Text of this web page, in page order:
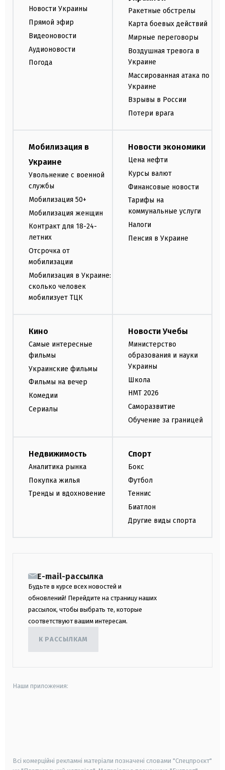
Новости Украины
Прямой эфир
Видеоновости
Аудионовости
Погода
Ракетные обстрелы
Карта боевых действий
Мирные переговоры
Воздушная тревога в
Украине
Массированная атака по
Украине
Взрывы в России
Потери врага
Мобилизация в
Украине
Увольнение с военной
службы
Мобилизация 50+
Мобилизация женщин
Контракт для 18-24-
летних
Отсрочка от
мобилизации
Мобилизация в Украине:
сколько человек
мобилизует ТЦК
Новости экономики
Цена нефти
Курсы валют
Финансовые новости
Тарифы на
коммунальные услуги
Налоги
Пенсия в Украине
Кино
Самые интересные
фильмы
Украинские фильмы
Фильмы на вечер
Комедии
Сериалы
Новости Учебы
Министерство
образования и науки
Украины
Школа
НМТ 2026
Саморазвитие
Обучение за границей
Недвижимость
Аналитика рынка
Покупка жилья
Тренды и вдохновение
Спорт
Бокс
Футбол
Теннис
Биатлон
Другие виды спорта
E-mail-рассылка
Будьте в курсе всех новостей и
обновлений! Перейдите на страницу наших
рассылок, чтобы выбрать те, которые
соответствуют вашим интересам.
К РАССЫЛКАМ
Наши приложения:
Всі комерційні рекламні матеріали позначені словами "Спецпроєкт"